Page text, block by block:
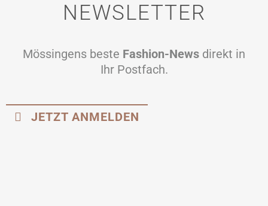
NEWSLETTER
Mössingens beste Fashion-News direkt in
Ihr Postfach.
JETZT ANMELDEN